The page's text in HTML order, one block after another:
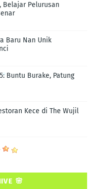
Belajar Pelurusan
Baru Nan Unik
Buntu Burake, Patung
Kece di The Wujil
🌸